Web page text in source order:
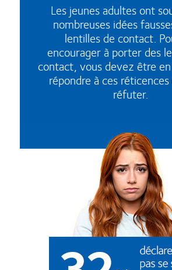
Les jeunes adultes ont
nombreuses idées
lentilles de contact.
encourager à porter des
contact, vous devez être
répondre à ces
réfuter.